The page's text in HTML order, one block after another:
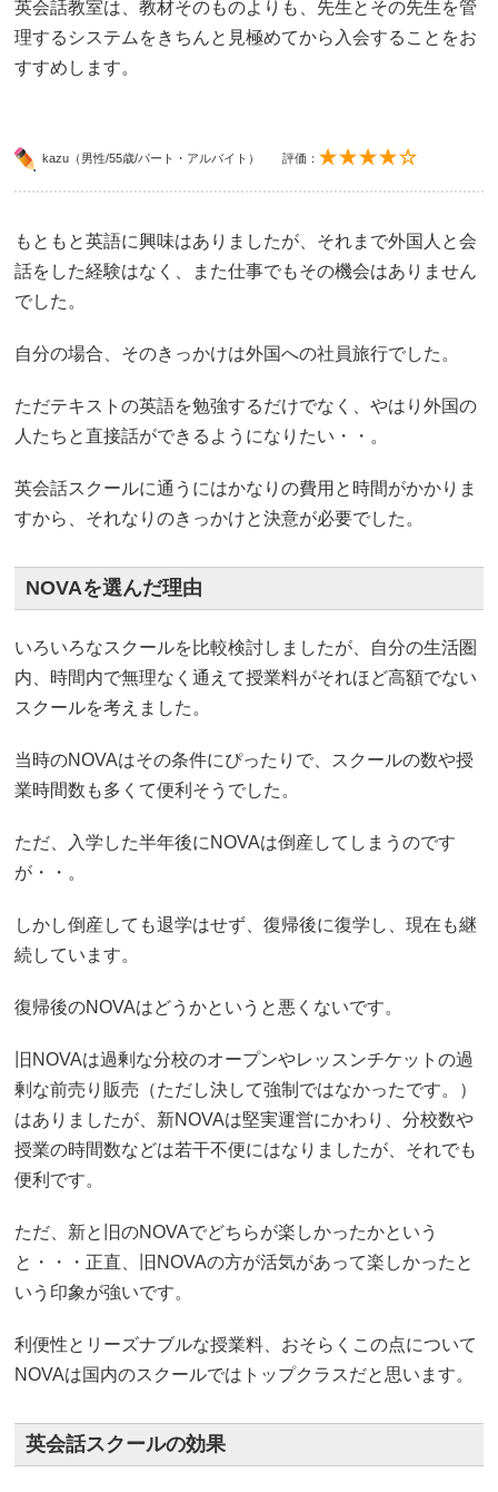
英会話教室は、教材そのものよりも、先生とその先生を管
理するシステムをきちんと見極めてから入会することをお
すすめします。
kazu（男性/55歳/パート・アルバイト） 評価：
もともと英語に興味はありましたが、それまで外国人と会
話をした経験はなく、また仕事でもその機会はありません
でした。
自分の場合、そのきっかけは外国への社員旅行でした。
ただテキストの英語を勉強するだけでなく、やはり外国の
人たちと直接話ができるようになりたい・・。
英会話スクールに通うにはかなりの費用と時間がかかりま
すから、それなりのきっかけと決意が必要でした。
NOVAを選んだ理由
いろいろなスクールを比較検討しましたが、自分の生活圏
内、時間内で無理なく通えて授業料がそれほど高額でない
スクールを考えました。
当時のNOVAはその条件にぴったりで、スクールの数や授
業時間数も多くて便利そうでした。
ただ、入学した半年後にNOVAは倒産してしまうのです
が・・。
しかし倒産しても退学はせず、復帰後に復学し、現在も継
続しています。
復帰後のNOVAはどうかというと悪くないです。
旧NOVAは過剰な分校のオープンやレッスンチケットの過
剰な前売り販売（ただし決して強制ではなかったです。）
はありましたが、新NOVAは堅実運営にかわり、分校数や
授業の時間数などは若干不便にはなりましたが、それでも
便利です。
ただ、新と旧のNOVAでどちらが楽しかったかという
と・・・正直、旧NOVAの方が活気があって楽しかったと
いう印象が強いです。
利便性とリーズナブルな授業料、おそらくこの点について
NOVAは国内のスクールではトップクラスだと思います。
英会話スクールの効果